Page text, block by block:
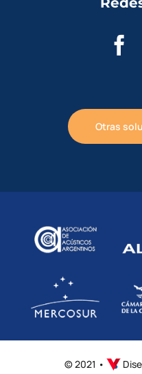
Otras
© 2021 •